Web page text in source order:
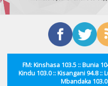
FM: Kinshasa 103.5 :: Bunia
Kindu 103.0 :: Kisangani 94.8 ::
Mbandaka